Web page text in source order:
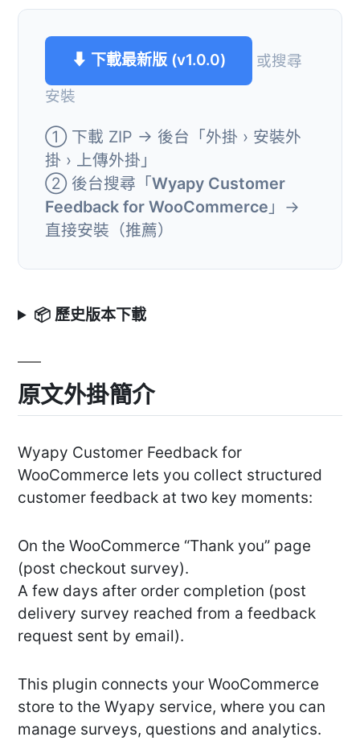
⬇ 下載最新版 (v1.0.0)
或搜尋
安裝
① 下載 ZIP → 後台「外掛 › 安裝外
掛 › 上傳外掛」
② 後台搜尋「Wyapy Customer
Feedback for WooCommerce 」→
直接安裝（推薦）
📦 歷史版本下載
原文外掛簡介
Wyapy Customer Feedback for
WooCommerce lets you collect structured
customer feedback at two key moments:
On the WooCommerce “Thank you” page
(post checkout survey).
A few days after order completion (post
delivery survey reached from a feedback
request sent by email).
This plugin connects your WooCommerce
store to the Wyapy service, where you can
manage surveys, questions and analytics.